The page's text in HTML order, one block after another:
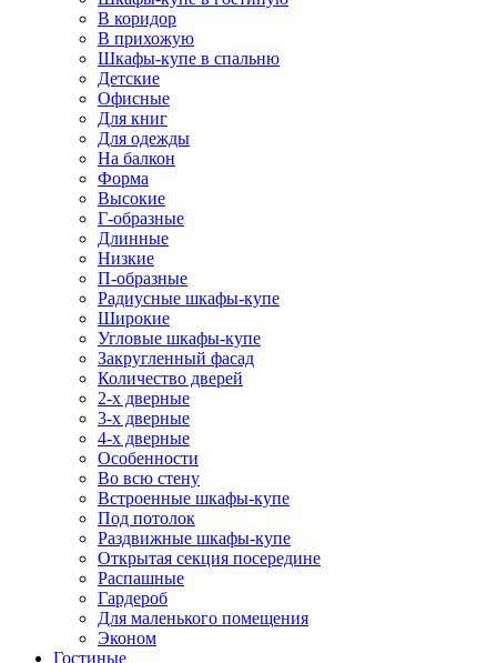
В коридор
В прихожую
Шкафы-купе в спальню
Детские
Офисные
Для книг
Для одежды
На балкон
Форма
Высокие
Г-образные
Длинные
Низкие
П-образные
Радиусные шкафы-купе
Широкие
Угловые шкафы-купе
Закругленный фасад
Количество дверей
2-х дверные
3-х дверные
4-х дверные
Особенности
Во всю стену
Встроенные шкафы-купе
Под потолок
Раздвижные шкафы-купе
Открытая секция посередине
Распашные
Гардероб
Для маленького помещения
Эконом
Гостиные